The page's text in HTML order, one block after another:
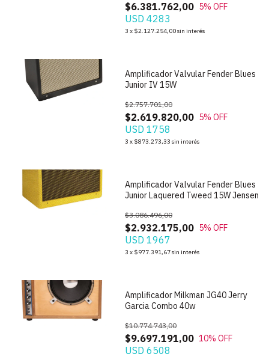
$6.381.762,00 5% OFF
USD 4283
3 x $2.127.254,00sin interés
Amplificador Valvular Fender Blues
Junior IV 15W
$2.619.820,00
$2.757.701,00
5% OFF
USD 1758
3 x $873.273,33 sin interés
Amplificador Valvular Fender Blues
Junior Laquered Tweed 15W Jensen
$2.932.175,00
$3.086.496,00
5% OFF
USD 1967
3 x $977.391,67sin interés
Amplificador Milkman JG40 Jerry
Garcia Combo 40w
$9.697.191,00
$10.774.743,00
10% OFF
USD 6508